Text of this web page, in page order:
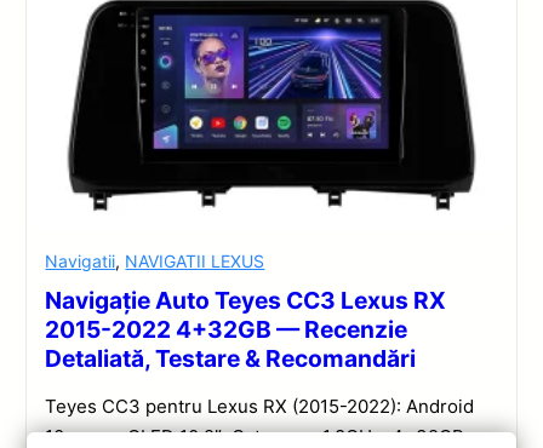
Navigatii, NAVIGATII LEXUS
Navigație Auto Teyes CC3 Lexus RX
2015-2022 4+32GB — Recenzie
Detaliată, Testare & Recomandări
Teyes CC3 pentru Lexus RX (2015-2022): Android
10, ecran QLED 10.2″, Octa-core 1.8GHz, 4+32GB,